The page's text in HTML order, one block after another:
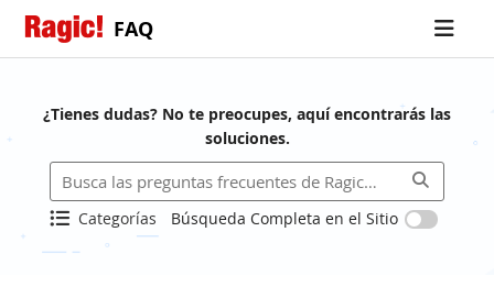
FAQ
¿Tienes dudas? No te preocupes, aquí encontrarás las
soluciones.
Categorías Búsqueda Completa en el Sitio